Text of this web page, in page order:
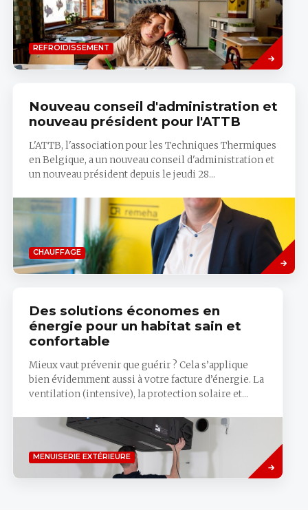
REFROIDISSEMENT
Savoir
plus
Nouveau conseil d'administration et
nouveau président pour l'ATTB
L'ATTB, l'association pour les Techniques Thermiques
en Belgique, a un nouveau conseil d'administration et
un nouveau président depuis le jeudi 28...
CHAUFFAGE
Savoir
plus
Des solutions économes en
énergie pour un habitat sain et
confortable
Mieux vaut prévenir que guérir ? Cela s’applique
bien évidemment aussi à votre facture d’énergie. La
ventilation (intensive), la protection solaire et...
MENUISERIE EXTÉRIEURE
Savoir
plus